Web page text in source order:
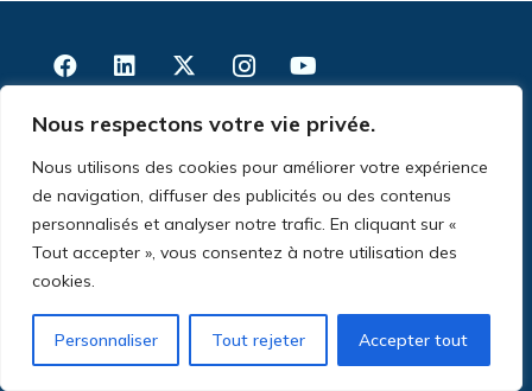
Nous respectons votre vie privée.
Nous utilisons des cookies pour améliorer votre expérience
de navigation, diffuser des publicités ou des contenus
personnalisés et analyser notre trafic. En cliquant sur «
Tout accepter », vous consentez à notre utilisation des
cookies.
Personnaliser Tout rejeter Accepter tout
Services corporatives
Salesforce
Certinia
Nos Clients